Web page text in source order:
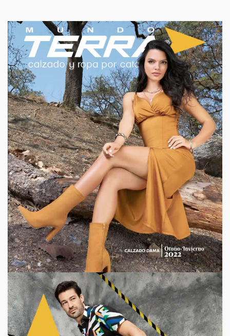
2018 ,2019 ,Catalogos Estados Unidos ,Catalogos Mundo
Terra , Catalogos Para Vender ,Catalogos Para Vender ,